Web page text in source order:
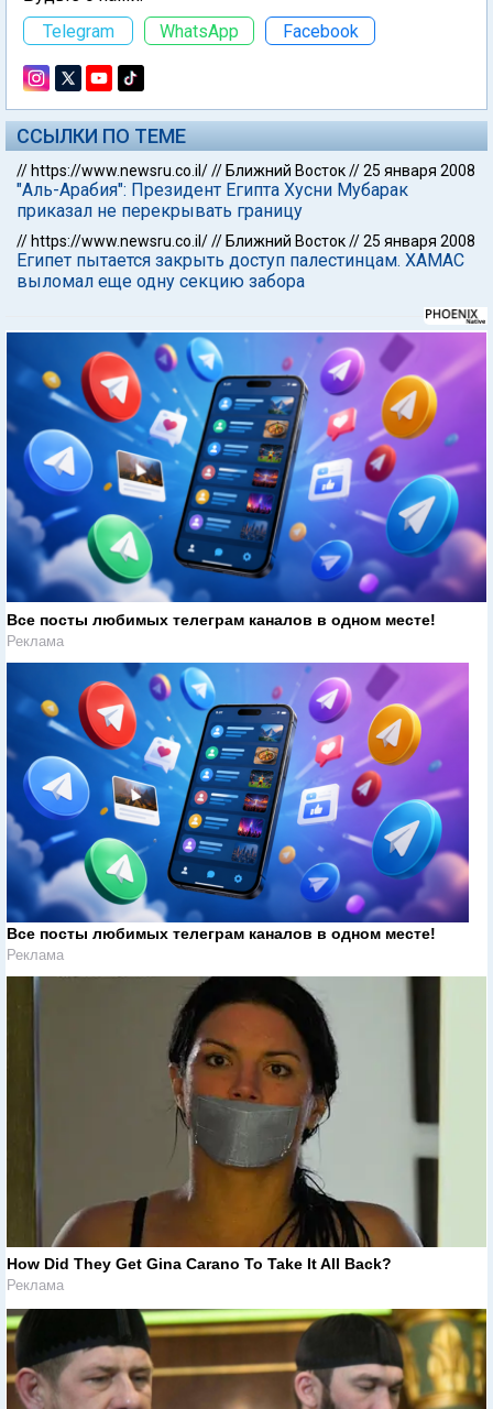
Telegram
WhatsApp Facebook
ССЫЛКИ ПО ТЕМЕ
// https://www.newsru.co.il/// Ближний Восток//25 января 2008
"Аль-Арабия": Президент Египта Хусни Мубарак
приказал не перекрывать границу
// https://www.newsru.co.il/// Ближний Восток//25 января 2008
Египет пытается закрыть доступ палестинцам. ХАМАС
выломал еще одну секцию забора
Все посты любимых телеграм каналов в одном месте!
Реклама
Все посты любимых телеграм каналов в одном месте!
Реклама
How Did They Get Gina Carano To Take It All Back?
Реклама